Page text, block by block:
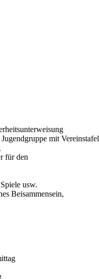
mit Vereinstafel
für den
usw.
Beisammensein,